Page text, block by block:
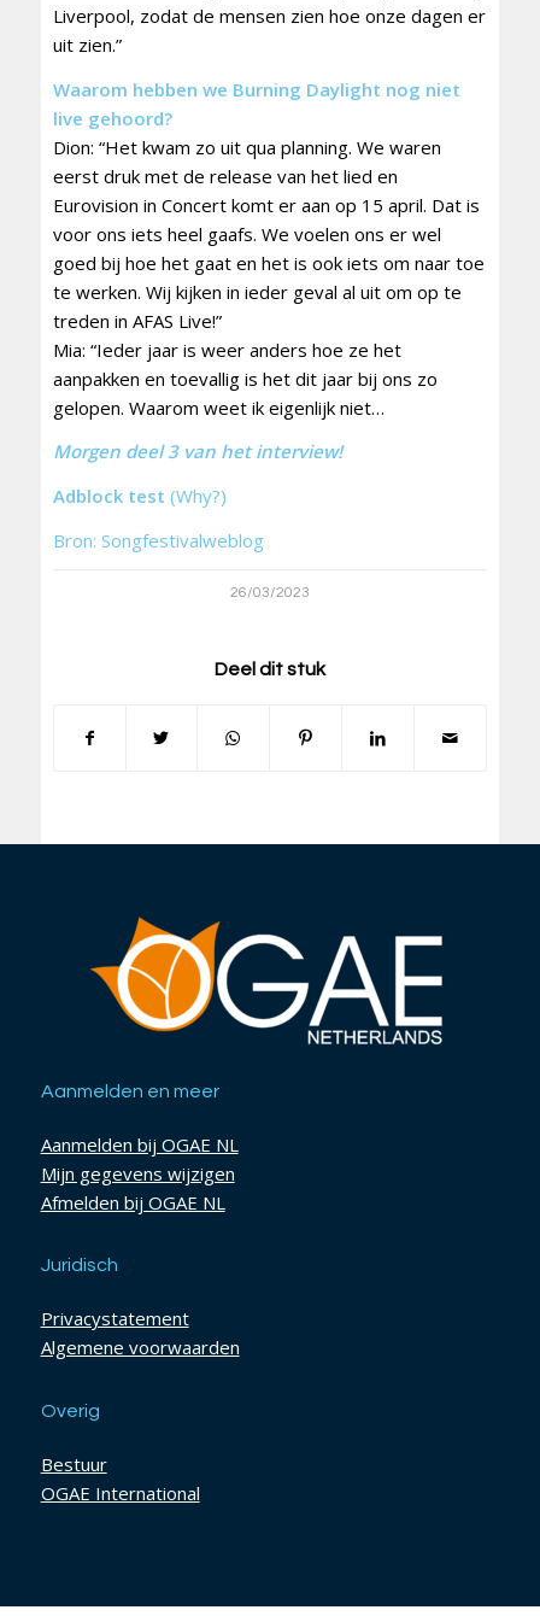
Liverpool, zodat de mensen zien hoe onze dagen er
uit zien.”
Waarom hebben we Burning Daylight nog niet
live gehoord?
Dion: “Het kwam zo uit qua planning. We waren
eerst druk met de release van het lied en
Eurovision in Concert komt er aan op 15 april. Dat is
voor ons iets heel gaafs. We voelen ons er wel
goed bij hoe het gaat en het is ook iets om naar toe
te werken. Wij kijken in ieder geval al uit om op te
treden in AFAS Live!”
Mia: “Ieder jaar is weer anders hoe ze het
aanpakken en toevallig is het dit jaar bij ons zo
gelopen. Waarom weet ik eigenlijk niet…
Morgen deel 3 van het interview!
Adblock test (Why?)
Bron: Songfestivalweblog
26/03/2023
Deel dit stuk
Aanmelden en meer
Aanmelden bij OGAE NL
Mijn gegevens wijzigen
Afmelden bij OGAE NL
Juridisch
Privacystatement
Algemene voorwaarden
Overig
Bestuur
OGAE International